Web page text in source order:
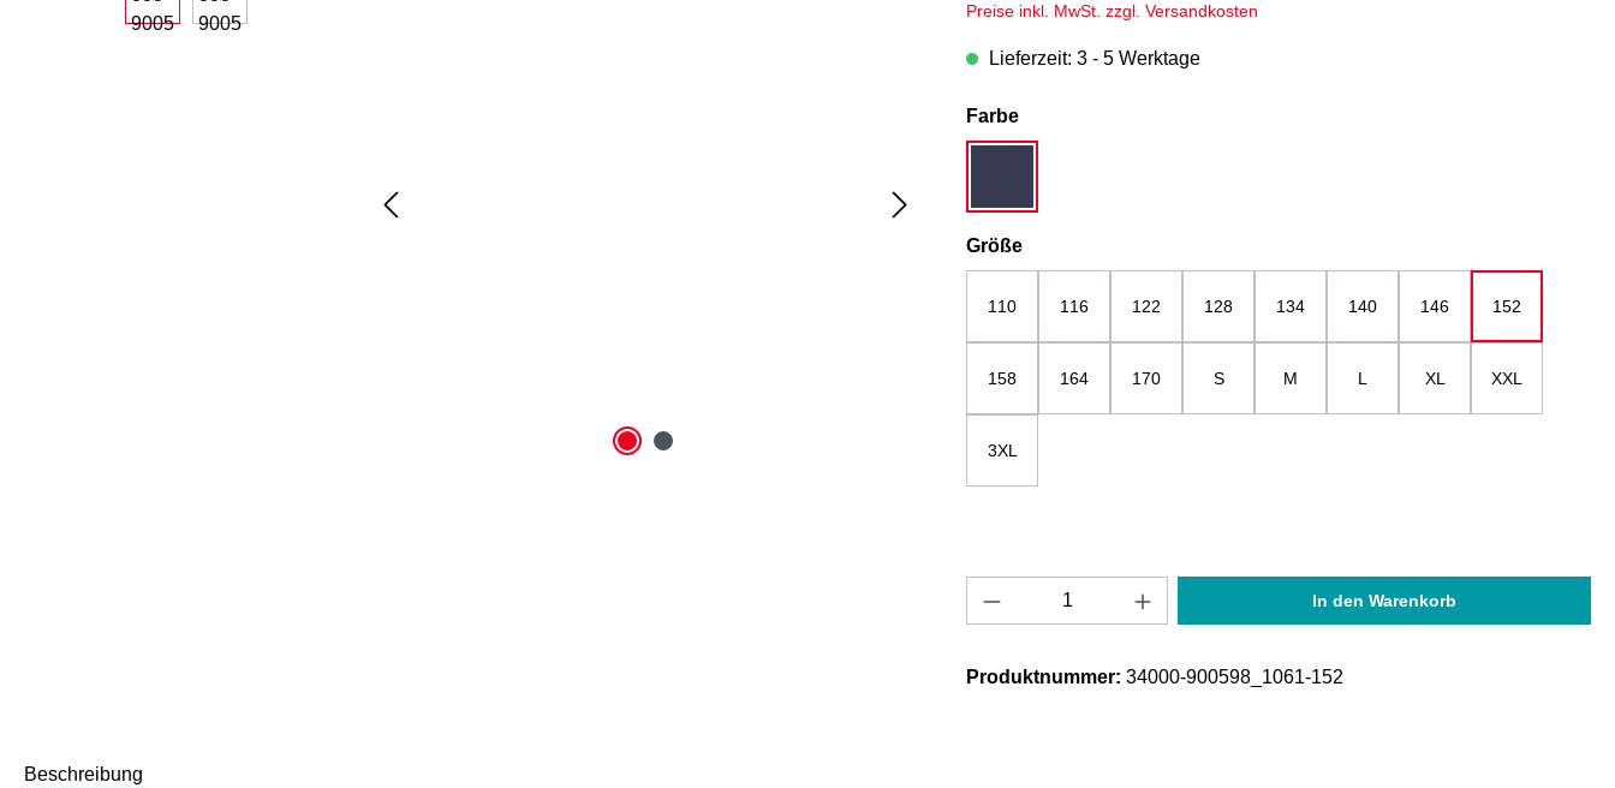
Preise inkl. MwSt. zzgl. Versandkosten
Lieferzeit: 3 - 5 Werktage
Farbeauswählen
Größeauswählen
110 116 122 128 134 140 146 152
158 164 170 S M L XL XXL
3XL
Produkt Anzahl: Gib den gewünschten Wert ein
In den Warenkorb
Produktnummer: 34000-900598_1061-152
Beschreibung